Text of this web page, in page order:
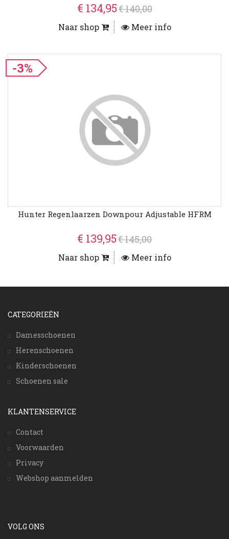
€ 134,95€ 140,00
Naar shop Meer info
-3%
Hunter Regenlaarzen Downpour Adjustable HFRM
€ 139,95€ 145,00
Naar shop Meer info
CATEGORIEËN
Damesschoenen
Herenschoenen
Kinderschoenen
Schoenen sale
KLANTENSERVICE
Contact
Voorwaarden
Privacy
Webshop aanmelden
VOLG ONS